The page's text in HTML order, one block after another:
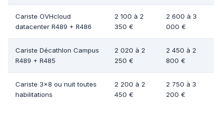
Cariste OVHcloud
datacenter R489 + R486
2 100 à 2
350 €
2 600 à 3
000 €
Cariste Décathlon Campus
R489 + R485
2 020 à 2
250 €
2 450 à 2
800 €
Cariste 3x8 ou nuit toutes
habilitations
2 200 à 2
450 €
2 750 à 3
200 €